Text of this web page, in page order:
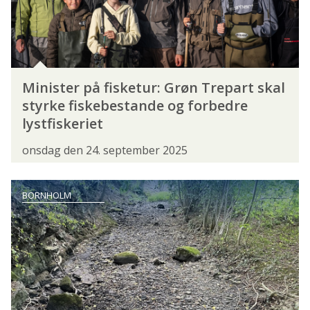
VESTJYLLAND ØSTJYLLAND Å OG BÆK
FISKEFORMER
FLÅDFISKERI GARNFISKERI HAVFISKERI
MEDEFISKERI PUT & TAKE
SMÅBÅDSFISKERI SPECIMENFISKERI
SPINNEFISKERI SURFCASTING
TROLLING TROPEFISKERI
Minister på fisketur: Grøn Trepart skal
styrke fiskebestande og forbedre
lystfiskeriet
onsdag den 24. september 2025
BORNHOLM